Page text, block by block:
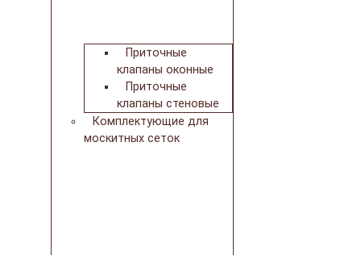
Приточные
клапаны оконные
Приточные
клапаны стеновые
Комплектующие для
москитных сеток